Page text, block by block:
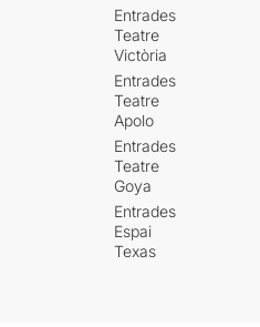
Entrades
Teatre
Victòria
Entrades
Teatre
Apolo
Entrades
Teatre
Goya
Entrades
Espai
Texas